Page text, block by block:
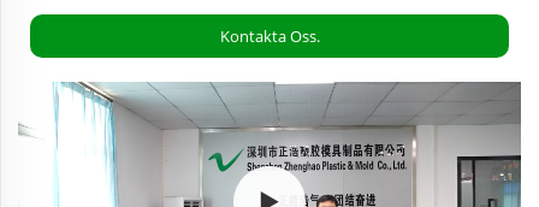
Kontakta Oss.